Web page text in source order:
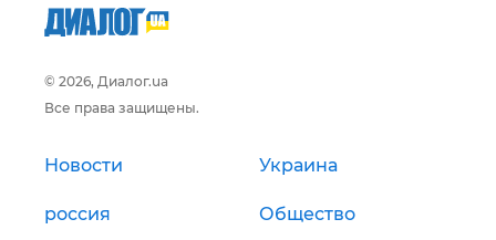
© 2026, Диалог.ua
Все права защищены.
Новости Украина
россия Общество